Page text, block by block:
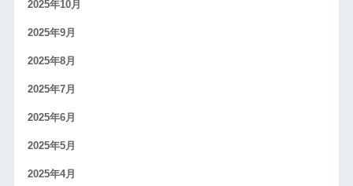
2025年10月
2025年9月
2025年8月
2025年7月
2025年6月
2025年5月
2025年4月